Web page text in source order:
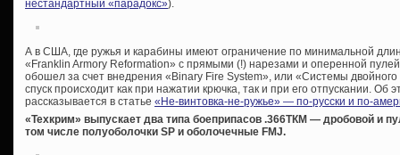
нестандартный «парадокс»).
А в США, где ружья и карабины имеют ограничение по минимальной
«Franklin Armory Reformation» с прямыми (!) нарезами и оперенной
обошел за счет внедрения «Binary Fire System», или «Системы
спуск происходит как при нажатии крючка, так и при его отпускании. Об
рассказывается в статье «Не-винтовка-не-ружье» — по-русски и по-
«Техкрим» выпускает два типа боеприпасов .366ТКМ — дробовой и
том числе полуоболочки SP и оболочечные FMJ.